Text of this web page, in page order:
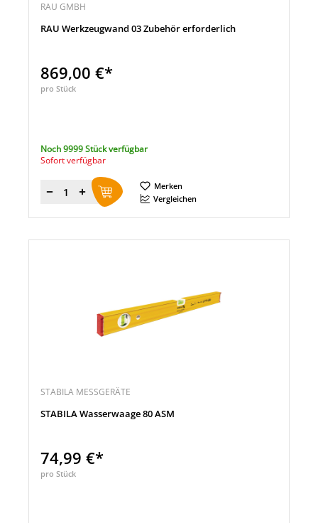
RAU GMBH
RAU Werkzeugwand 03 Zubehör erforderlich
869,00 €*
pro Stück
Noch 9999 Stück verfügbar
Sofort verfügbar
Menge
Merken
Vergleichen
STABILA MESSGERÄTE
STABILA Wasserwaage 80 ASM
74,99 €*
pro Stück